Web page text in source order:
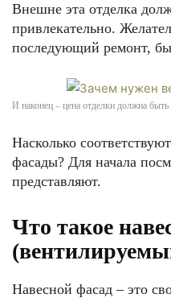
Внешне эта отделка
привлекательно.
последующий ремонт,
И наконец – цена отделки должна
Насколько
фасады? Для начала
представляют.
Что такое
Навесной фасад – это